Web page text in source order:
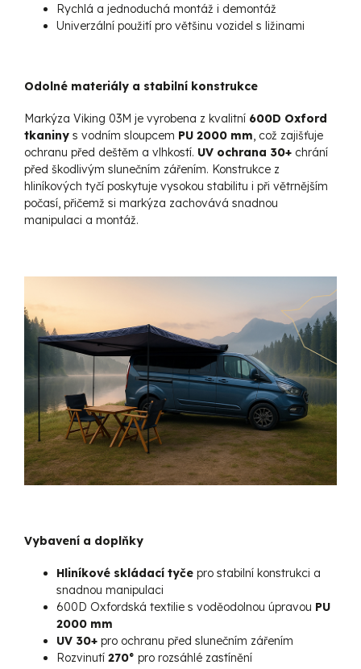
Rychlá a jednoduchá montáž i demontáž
Univerzální použití pro většinu vozidel s ližinami
Odolné materiály a stabilní konstrukce
Markýza Viking 03M je vyrobena z kvalitní 600D Oxford
tkaniny s vodním sloupcem PU 2000 mm, což zajišťuje
ochranu před deštěm a vlhkostí. UV ochrana 30+ chrání
před škodlivým slunečním zářením. Konstrukce z
hliníkových tyčí poskytuje vysokou stabilitu i při větrnějším
počasí, přičemž si markýza zachovává snadnou
manipulaci a montáž.
Vybavení a doplňky
Hliníkové skládací tyče pro stabilní konstrukci a
snadnou manipulaci
600D Oxfordská textilie s voděodolnou úpravou PU
2000 mm
UV 30+ pro ochranu před slunečním zářením
Rozvinutí 270° pro rozsáhlé zastínění